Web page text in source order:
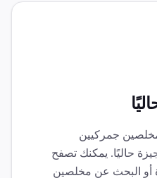
جمركيين
حاليًا. يمكنك تصفح
أو البحث عن مخلصين